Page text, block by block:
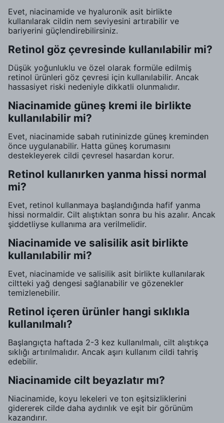
Evet, niacinamide ve hyaluronik asit birlikte
kullanılarak cildin nem seviyesini artırabilir ve
bariyerini güçlendirebilirsiniz.
Retinol göz çevresinde kullanılabilir mi?
Düşük yoğunluklu ve özel olarak formüle edilmiş
retinol ürünleri göz çevresi için kullanılabilir. Ancak
hassasiyet riski nedeniyle dikkatli olunmalıdır.
Niacinamide güneş kremi ile birlikte
kullanılabilir mi?
Evet, niacinamide sabah rutininizde güneş kreminden
önce uygulanabilir. Hatta güneş korumasını
destekleyerek cildi çevresel hasardan korur.
Retinol kullanırken yanma hissi normal
mi?
Evet, retinol kullanmaya başlandığında hafif yanma
hissi normaldir. Cilt alıştıktan sonra bu his azalır. Ancak
şiddetliyse kullanıma ara verilmelidir.
Niacinamide ve salisilik asit birlikte
kullanılabilir mi?
Evet, niacinamide ve salisilik asit birlikte kullanılarak
ciltteki yağ dengesi sağlanabilir ve gözenekler
temizlenebilir.
Retinol içeren ürünler hangi sıklıkla
kullanılmalı?
Başlangıçta haftada 2-3 kez kullanılmalı, cilt alıştıkça
sıklığı artırılmalıdır. Ancak aşırı kullanım cildi tahriş
edebilir.
Niacinamide cilt beyazlatır mı?
Niacinamide, koyu lekeleri ve ton eşitsizliklerini
gidererek cilde daha aydınlık ve eşit bir görünüm
kazandırır.